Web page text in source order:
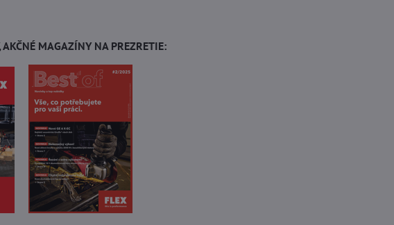
AKČNÉ MAGAZÍNY NA PREZRETIE: